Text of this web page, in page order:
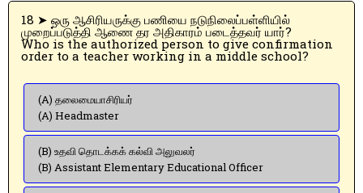
18 ➤ ஒரு ஆசிரியருக்கு பணியை நடுநிலைப்பள்ளியில்
முறைப்படுத்தி ஆணை தர அதிகாரம் படைத்தவர் யார்?
Who is the authorized person to give confirmation
order to a teacher working in a middle school?
(A) தலைமையாசிரியர்
(A) Headmaster
(B) உதவி தொடக்கக் கல்வி அலுவலர்
(B) Assistant Elementary Educational Officer